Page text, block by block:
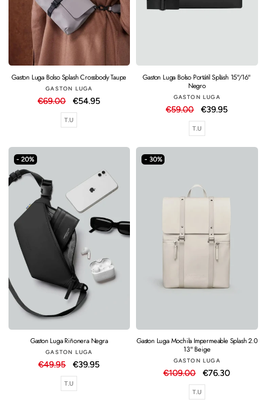
Gaston Luga Bolso Splash Crossbody Taupe
Proveedor:
GASTON LUGA
Precio
habitual
€69.00
Precio
de
oferta
€54.95
T.U
Gaston Luga Bolso Portátil Spläsh 15"/16"
Negro
Proveedor:
GASTON LUGA
Precio
habitual
€59.00
Precio
de
oferta
€39.95
T.U
- 20%
Gaston Luga Riñonera Negra
Proveedor:
GASTON LUGA
Precio
habitual
€49.95
Precio
de
oferta
€39.95
T.U
- 30%
Gaston Luga Mochila Impermeable Splash 2.0
13" Beige
Proveedor:
GASTON LUGA
Precio
habitual
€109.00
Precio
de
oferta
€76.30
T.U